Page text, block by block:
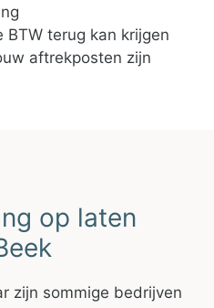
BTW terug kan krijgen
aftrekposten zijn
op laten
zijn sommige bedrijven